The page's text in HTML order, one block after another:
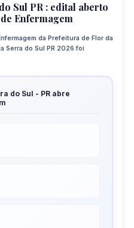
Sul PR : edital aberto
Enfermagem
da Prefeitura de Flor da
Serra do Sul PR 2026 foi
do Sul - PR abre